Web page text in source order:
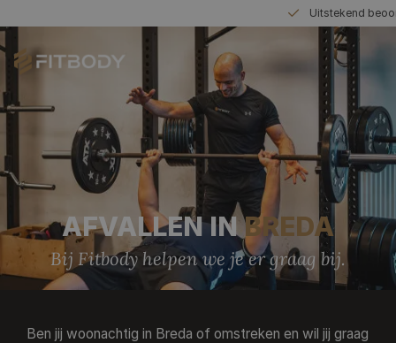
Zowel voor 1-op-1
PERSONAL TRAINING
SMALL GROUP TRAINING
BEDRIJFSFITNESS
PROEFTRAINING AANVRAGEN
AFVALLEN INBREDA
Bij Fitbody helpen we je er graag bij.
Ben jij woonachtig in Breda of omstreken en wil jij graag